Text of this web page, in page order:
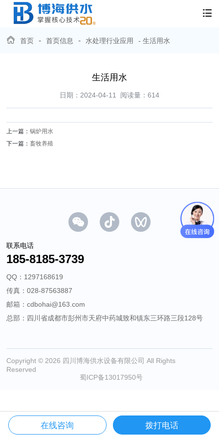
首页 - 首页信息 - 水处理行业应用 - 生活用水
生活用水
日期：2024-04-11 阅读量： 614
上一篇：锅炉用水
下一篇：畜牧养殖
联系电话
185-8185-3739
QQ：1297168619
传真：028-87563887
邮箱：cdbohai@163.com
总部：四川省成都市彭州市天府中药城致和镇东三环路三段128号
Copyright © 2026 四川博海供水设备有限公司 All Rights
Reserved
蜀ICP备13017950号
在线咨询 拨打电话